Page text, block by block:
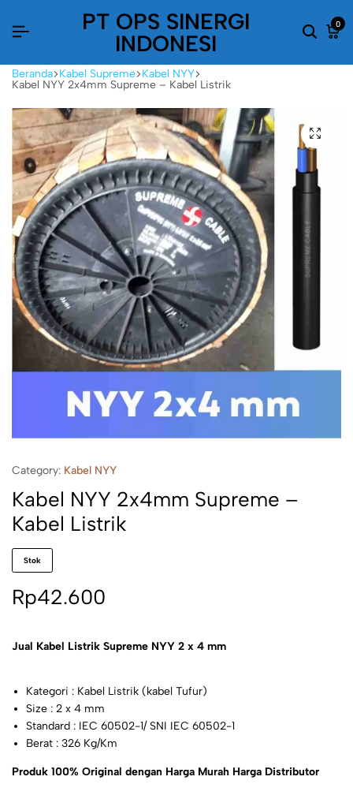
PT OPS SINERGI
INDONESI
0
Beranda Kabel Supreme Kabel NYY
Kabel NYY 2x4mm Supreme – Kabel Listrik
Category: Kabel NYY
Kabel NYY 2x4mm Supreme –
Kabel Listrik
Stok
Rp42.600
Jual Kabel Listrik Supreme NYY 2 x 4 mm
Kategori : Kabel Listrik (kabel Tufur)
Size : 2 x 4 mm
Standard : IEC 60502-1/ SNI IEC 60502-1
Berat : 326 Kg/Km
Produk 100% Original dengan Harga Murah Harga Distributor